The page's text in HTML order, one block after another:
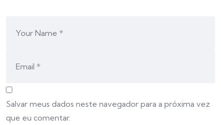
Salvar meus dados neste navegador para a próxima vez
que eu comentar.